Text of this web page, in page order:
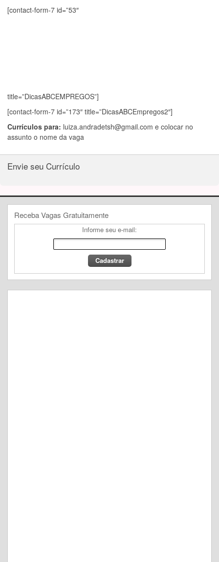
[contact-form-7 id=”53″
title=”DicasABCEMPREGOS”]
[contact-form-7 id=”173″ title=”DicasABCEmpregos2″]
Currículos para: luiza.andradetsh@gmail.com e colocar no
assunto o nome da vaga
Envie seu Currículo
Receba Vagas Gratuitamente
Informe seu e-mail: